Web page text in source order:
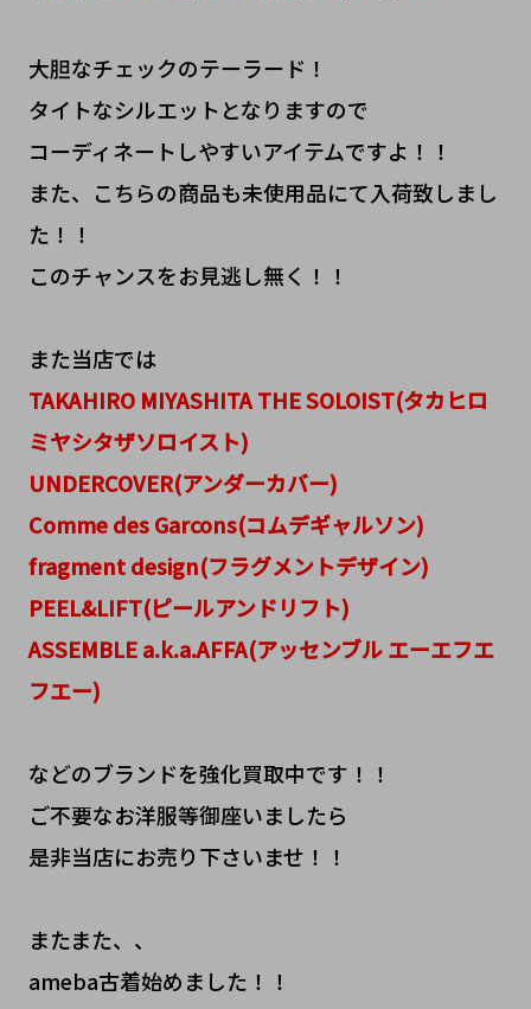
大胆なチェックのテーラード！
タイトなシルエットとなりますので
コーディネートしやすいアイテムですよ！！
また、こちらの商品も未使用品にて入荷致しまし
た！！
このチャンスをお見逃し無く！！
また当店では
TAKAHIRO MIYASHITA THE SOLOIST(タカヒロ
ミヤシタザソロイスト)
UNDERCOVER(アンダーカバー)
Comme des Garcons(コムデギャルソン)
fragment design(フラグメントデザイン)
PEEL&LIFT(ピールアンドリフト)
ASSEMBLE a.k.a.AFFA(アッセンブル エーエフエ
フエー)
などのブランドを強化買取中です！！
ご不要なお洋服等御座いましたら
是非当店にお売り下さいませ！！
またまた、、
ameba古着始めました！！